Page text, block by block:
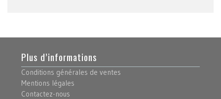
Plus d’informations
Conditions générales de ventes
Mentions légales
Contactez-nous